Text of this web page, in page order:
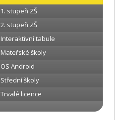
1. stupeň ZŠ
2. stupeň ZŠ
Interaktivní tabule
Mateřské školy
OS Android
Střední školy
Trvalé licence